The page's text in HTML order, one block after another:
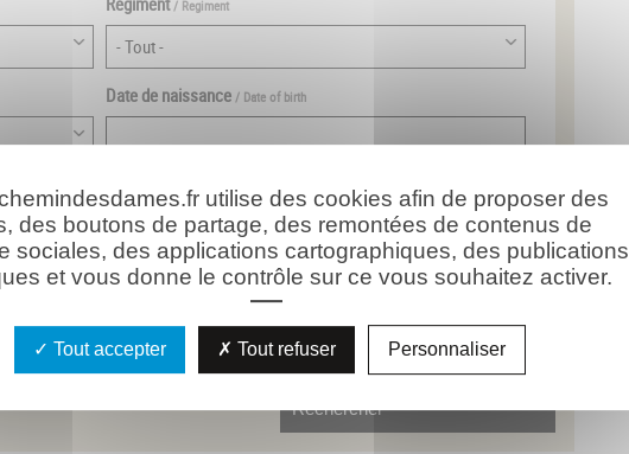
/ Regiment
Date de naissance / Date of birth
Département ou province de naissance français
/ French birth
departement
utilise des cookies afin de proposer des
des boutons de partage, des remontées de contenus de
sociales, des applications cartographiques, des publications
et vous donne le contrôle sur ce vous souhaitez activer.
Tout accepter Tout refuser Personnaliser